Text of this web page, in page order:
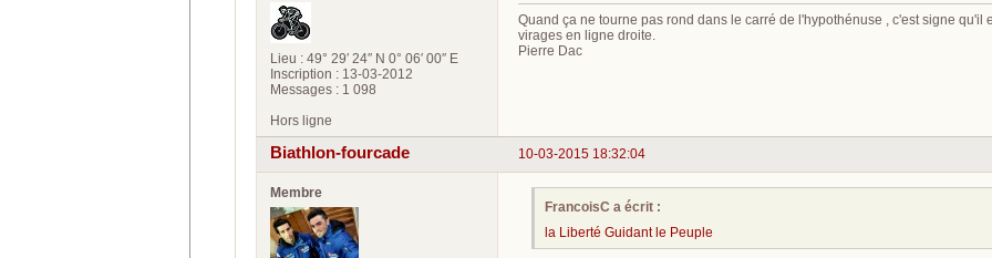
Lieu : 49° 29′ 24″ N 0° 06′ 00″ E
Inscription : 13-03-2012
Messages : 1 098
Quand ça ne tourne pas rond dans le carré de l'hypothénuse , c'est signe qu'il
virages en ligne droite.
Pierre Dac
Hors ligne
10-03-2015 18:32:04
Biathlon-fourcade
Membre
FrancoisC a écrit :
la Liberté Guidant le Peuple